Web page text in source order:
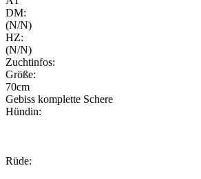
DM:
(N/N)
HZ:
(N/N)
Zuchtinfos:
Größe:
70cm
Gebiss komplette Schere
Hündin:
Rüde: